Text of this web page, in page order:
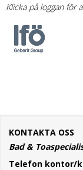
Klicka på loggan för
KONTAKTA OSS
Bad &
Telefon kontor/